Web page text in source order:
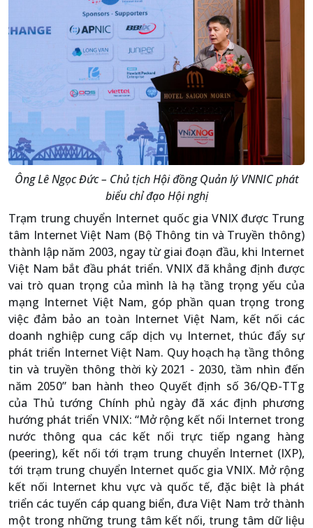
Ông Lê Ngọc Đức – Chủ tịch Hội đồng Quản lý VNNIC phát
biểu chỉ đạo Hội nghị
Trạm trung chuyển Internet quốc gia VNIX được Trung
tâm Internet Việt Nam (Bộ Thông tin và Truyền thông)
thành lập năm 2003, ngay từ giai đoạn đầu, khi Internet
Việt Nam bắt đầu phát triển. VNIX đã khẳng định được
vai trò quan trọng của mình là hạ tầng trọng yếu của
mạng Internet Việt Nam, góp phần quan trọng trong
việc đảm bảo an toàn Internet Việt Nam, kết nối các
doanh nghiệp cung cấp dịch vụ Internet, thúc đẩy sự
phát triển Internet Việt Nam. Quy hoạch hạ tầng thông
tin và truyền thông thời kỳ 2021 - 2030, tầm nhìn đến
năm 2050” ban hành theo Quyết định số 36/QĐ-TTg
của Thủ tướng Chính phủ ngày đã xác định phương
hướng phát triển VNIX: “Mở rộng kết nối Internet trong
nước thông qua các kết nối trực tiếp ngang hàng
(peering), kết nối tới trạm trung chuyển Internet (IXP),
tới trạm trung chuyển Internet quốc gia VNIX. Mở rộng
kết nối Internet khu vực và quốc tế, đặc biệt là phát
triển các tuyến cáp quang biển, đưa Việt Nam trở thành
một trong những trung tâm kết nối, trung tâm dữ liệu